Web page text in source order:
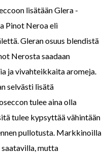
lisätään Glera -
Pinot Neroa eli
Gleran osuus blendistä
Nerosta saadaan
ja vivahteikkaita aromeja.
selvästi lisätä
tulee aina olla
tulee kypsyttää vähintään
pullotusta. Markkinoilla
saatavilla, mutta